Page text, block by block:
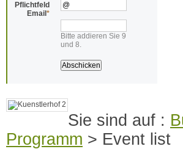
Pflichtfeld
Email *
Bitte addieren Sie 9
und 8.
Programm > Event list